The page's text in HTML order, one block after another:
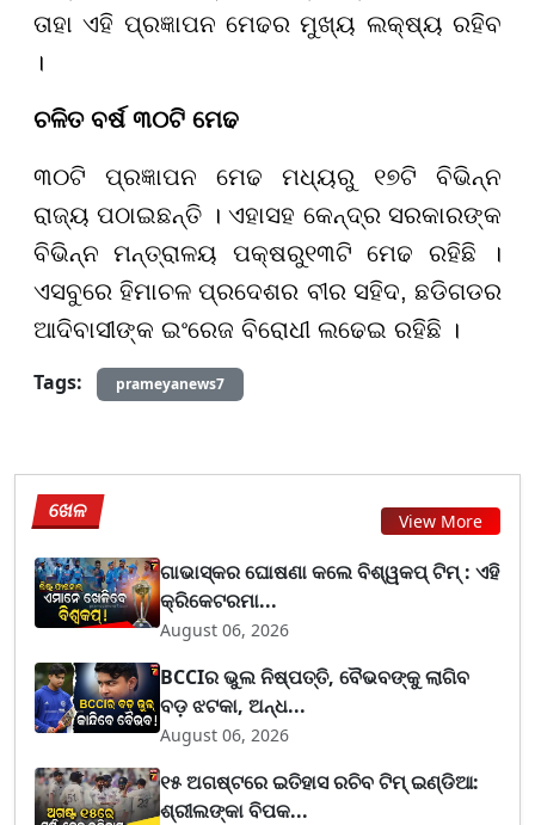
ତାହା ଏହି ପ୍ରଜ୍ଞାପନ ମେଢର ମୁଖ୍ୟ ଲକ୍ଷ୍ୟ ରହିବ
।
ଚଳିତ ବର୍ଷ ୩୦ଟି ମେଢ
୩୦ଟି ପ୍ରଜ୍ଞାପନ ମେଢ ମଧ୍ୟରୁ ୧୭ଟି ବିଭିନ୍ନ
ରାଜ୍ୟ ପଠାଇଛନ୍ତି । ଏହାସହ କେନ୍ଦ୍ର ସରକାରଙ୍କ
ବିଭିନ୍ନ ମନ୍ତ୍ରାଳୟ ପକ୍ଷରୁ୧୩ଟି ମେଢ ରହିଛି ।
ଏସବୁରେ ହିମାଚଳ ପ୍ରଦେଶର ବୀର ସହିଦ, ଛଡିଗଡର
ଆଦିବାସୀଙ୍କ ଇଂରେଜ ବିରୋଧୀ ଲଢେଇ ରହିଛି ।
Tags:
prameyanews7
ଖେଳ View More
ଗାଭାସ୍କର ଘୋଷଣା କଲେ ବିଶ୍ୱକପ୍ ଟିମ୍ : ଏହି
କ୍ରିକେଟରମା...
August 06, 2026
BCCIର ଭୁଲ ନିଷ୍ପତ୍ତି, ବୈଭବଙ୍କୁ ଲାଗିବ
ବଡ଼ ଝଟକା, ଅନ୍ଧ...
August 06, 2026
୧୫ ଅଗଷ୍ଟରେ ଇତିହାସ ରଚିବ ଟିମ୍ ଇଣ୍ଡିଆ:
ଶ୍ରୀଲଙ୍କା ବିପକ...